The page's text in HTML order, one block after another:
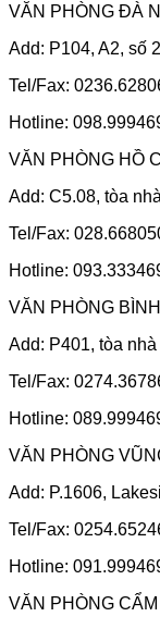
VĂN PHÒNG ĐÀ
Add: P104, A2, số
Tel/Fax:
Hotline:
VĂN PHÒNG HỒ
Add: C5.08, tòa
Tel/Fax:
Hotline:
VĂN PHÒNG
Add: P401, tòa
Tel/Fax:
Hotline:
VĂN PHÒNG
Add: P.1606,
Tel/Fax:
Hotline:
VĂN PHÒNG